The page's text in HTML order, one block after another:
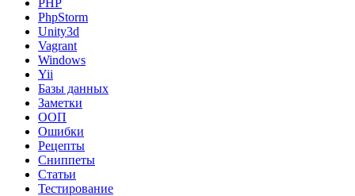
PHP
PhpStorm
Unity3d
Vagrant
Windows
Yii
Базы данных
Заметки
ООП
Ошибки
Рецепты
Сниппеты
Статьи
Тестирование